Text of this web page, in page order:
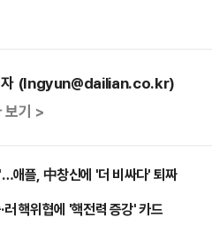
자 (Ingyun@dailian.co.kr)
보기 >
애플, 中창신에 '더 비싸다' 퇴짜
핵위협에 '핵전력 증강' 카드